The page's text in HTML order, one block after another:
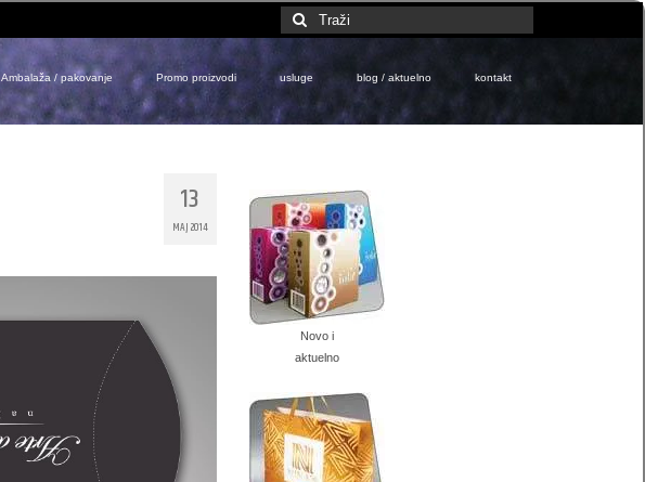
Search
for:
Ambalaža / pakovanje Promo proizvodi usluge blog / aktuelno kontakt
13
MAJ 2014
Novo i
aktuelno